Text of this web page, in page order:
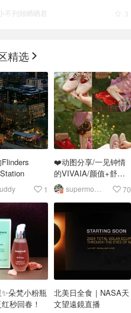
北极圈的冷空气正在途经大不列颠冲向
呼~怪不得这几天的风刮得辣么大！看
不列颠晒晒君
精选
1
❤️动图分享/一见钟情
的VIVAIA/颜值+舒适
+环保♻️一双鞋搞定 70
朵梵小粉瓶
秒回春！
北美日全食｜NASA天
文望遠鏡直播